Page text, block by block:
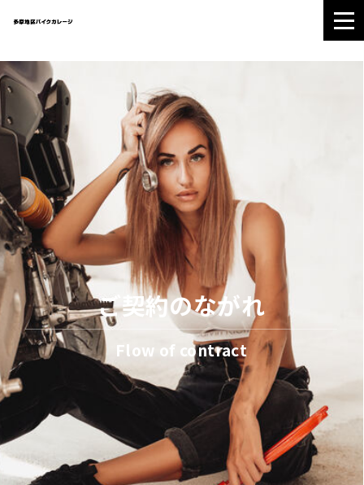
ガレージをさがす
ギャラリー ご契約のながれ
会社情報
042-686-0788
受付時間:9:00〜18:00
定休日:火曜・水曜日
ご契約のながれ
Flow of contract